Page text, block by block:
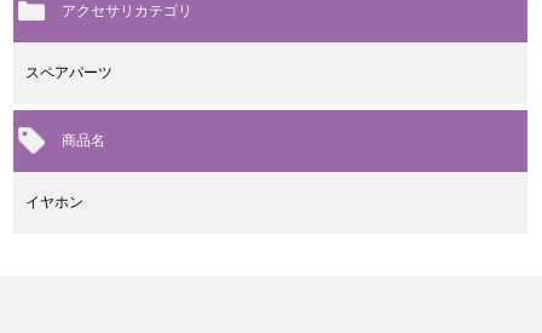
アクセサリカテゴリ
スペアパーツ
商品名
イヤホン